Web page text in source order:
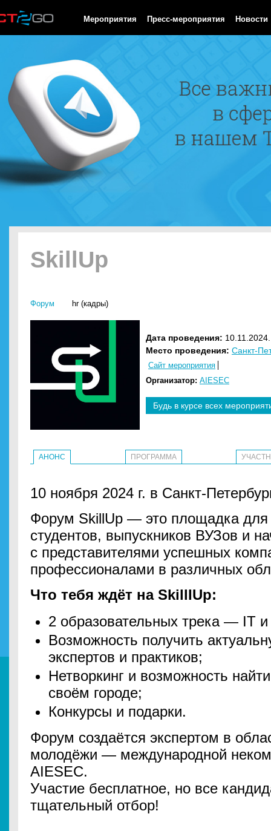
Мероприятия Пресс-мероприятия Новости
SkillUp
Форум hr (кадры)
Дата проведения:
Место проведения: Санкт-
Сайт мероприятия
Организатор: AIESEC
Будь в курсе всех
АНОНС ПРОГРАММА
10 ноября 2024 г. в Санкт-
Форум SkillUp — это площадка для
студентов, выпускников ВУЗов и
с представителями успешных
профессионалами в различных
Что тебя ждёт на SkillIUp:
2 образовательных трека — IT и
Возможность получить
экспертов и практиков;
Нетворкинг и возможность
своём городе;
Конкурсы и подарки.
Форум создаётся экспертом в
молодёжи — международной
AIESEC.
Участие бесплатное, но все
тщательный отбор!